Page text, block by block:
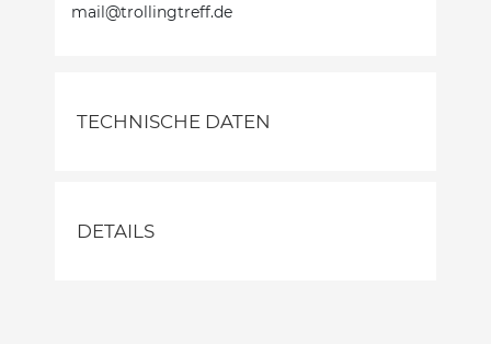
mail@trollingtreff.de
TECHNISCHE DATEN
DETAILS